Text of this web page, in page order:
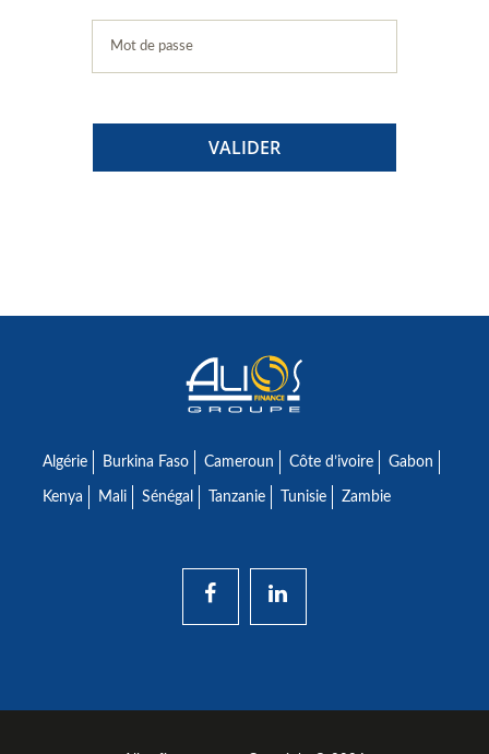
Algérie Burkina Faso Cameroun Côte d’ivoire Gabon
Kenya Mali Sénégal Tanzanie Tunisie Zambie